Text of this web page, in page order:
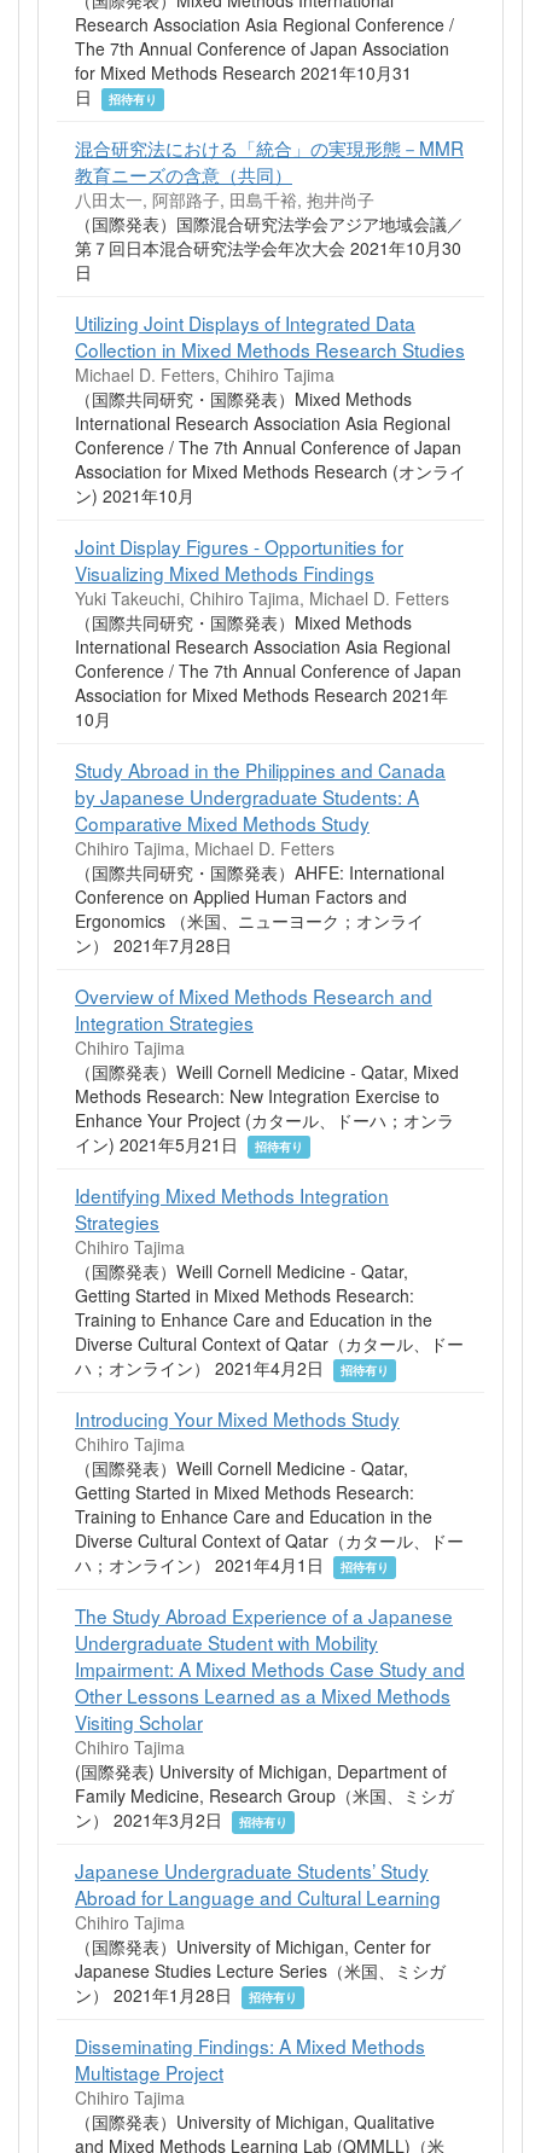
Research Association Asia Regional Conference /
The 7th Annual Conference of Japan Association
for Mixed Methods Research 2021年10月31
日
招待有り
混合研究法における「統合」の実現形態－MMR
教育ニーズの含意（共同）
八田太一, 阿部路子, 田島千裕, 抱井尚子
（国際発表）国際混合研究法学会アジア地域会議／
第７回日本混合研究法学会年次大会 2021年10月30
日
Utilizing Joint Displays of Integrated Data
Collection in Mixed Methods Research Studies
Michael D. Fetters, Chihiro Tajima
（国際共同研究・国際発表）Mixed Methods
International Research Association Asia Regional
Conference / The 7th Annual Conference of Japan
Association for Mixed Methods Research (オンライ
ン) 2021年10月
Joint Display Figures - Opportunities for
Visualizing Mixed Methods Findings
Yuki Takeuchi, Chihiro Tajima, Michael D. Fetters
（国際共同研究・国際発表）Mixed Methods
International Research Association Asia Regional
Conference / The 7th Annual Conference of Japan
Association for Mixed Methods Research 2021年
10月
Study Abroad in the Philippines and Canada
by Japanese Undergraduate Students: A
Comparative Mixed Methods Study
Chihiro Tajima, Michael D. Fetters
（国際共同研究・国際発表）AHFE: International
Conference on Applied Human Factors and
Ergonomics （米国、ニューヨーク；オンライ
ン） 2021年7月28日
Overview of Mixed Methods Research and
Integration Strategies
Chihiro Tajima
（国際発表）Weill Cornell Medicine - Qatar, Mixed
Methods Research: New Integration Exercise to
Enhance Your Project (カタール、ドーハ；オンラ
イン) 2021年5月21日
招待有り
Identifying Mixed Methods Integration
Strategies
Chihiro Tajima
（国際発表）Weill Cornell Medicine - Qatar,
Getting Started in Mixed Methods Research:
Training to Enhance Care and Education in the
Diverse Cultural Context of Qatar（カタール、ドー
ハ；オンライン） 2021年4月2日
招待有り
Introducing Your Mixed Methods Study
Chihiro Tajima
（国際発表）Weill Cornell Medicine - Qatar,
Getting Started in Mixed Methods Research:
Training to Enhance Care and Education in the
Diverse Cultural Context of Qatar（カタール、ドー
ハ；オンライン） 2021年4月1日
招待有り
The Study Abroad Experience of a Japanese
Undergraduate Student with Mobility
Impairment: A Mixed Methods Case Study and
Other Lessons Learned as a Mixed Methods
Visiting Scholar
Chihiro Tajima
(国際発表) University of Michigan, Department of
Family Medicine, Research Group（米国、ミシガ
ン） 2021年3月2日
招待有り
Japanese Undergraduate Students’ Study
Abroad for Language and Cultural Learning
Chihiro Tajima
（国際発表）University of Michigan, Center for
Japanese Studies Lecture Series（米国、ミシガ
ン） 2021年1月28日
招待有り
Disseminating Findings: A Mixed Methods
Multistage Project
Chihiro Tajima
（国際発表）University of Michigan, Qualitative
and Mixed Methods Learning Lab (QMMLL)（米